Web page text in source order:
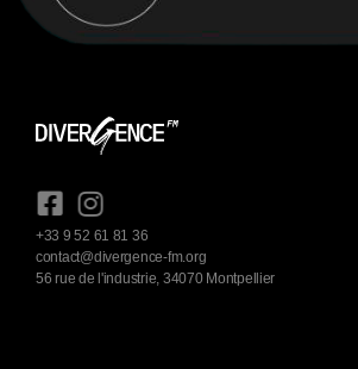
+33 9 52 61 81 36
contact@divergence-fm.org
56 rue de l'industrie, 34070 Montpellier